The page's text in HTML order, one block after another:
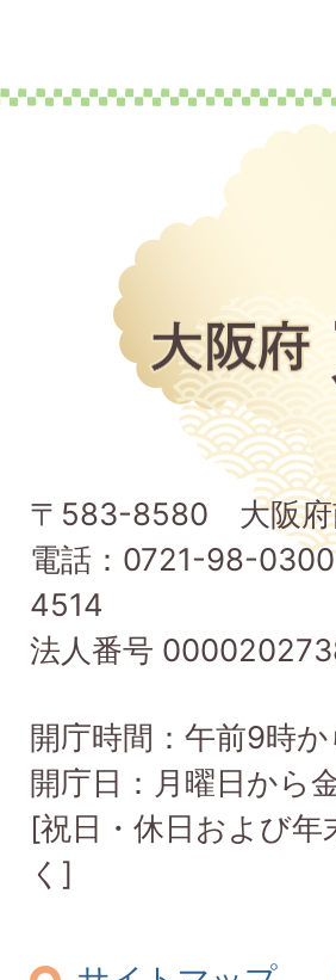
町
Taishi
Town
〒583-8580 大阪府
電話：0721-98-
4514
法人番号
開庁時間：午前9時
開庁日：月曜日から
[祝日・休日および
く]